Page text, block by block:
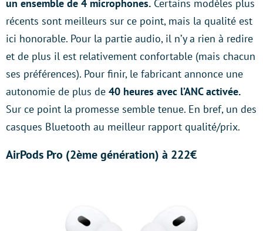
un ensemble de 4 microphones. Certains modèles plus
récents sont meilleurs sur ce point, mais la qualité est
ici honorable. Pour la partie audio, il n’y a rien à redire
et de plus il est relativement confortable (mais chacun
ses préférences). Pour finir, le fabricant annonce une
autonomie de plus de 40 heures avec l’ANC activée.
Sur ce point la promesse semble tenue. En bref, un des
casques Bluetooth au meilleur rapport qualité/prix.
AirPods Pro (2ème génération) à 222€